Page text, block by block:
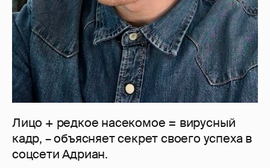
Лицо + редкое насекомое = вирусный
кадр, – объясняет секрет своего успеха в
соцсети Адриан.